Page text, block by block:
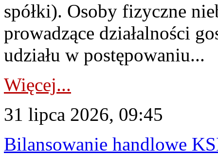
spółki). Osoby fizyczne
prowadzące działalności
udziału w postępowaniu...
Więcej...
31 lipca 2026, 09:45
Bilansowanie handlowe